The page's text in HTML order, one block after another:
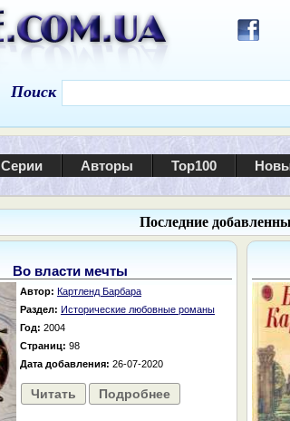
Поиск
Серии Авторы Top100
Последние
Во власти мечты
Автор: Картленд Барбара
Раздел: Исторические любовные романы
Год: 2004
Страниц: 98
Дата добавления: 26-07-2020
Читать Подробнее